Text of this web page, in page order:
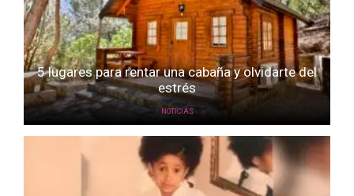
5 lugares para rentar una cabaña y olvidarte del
estrés
NOTICIAS